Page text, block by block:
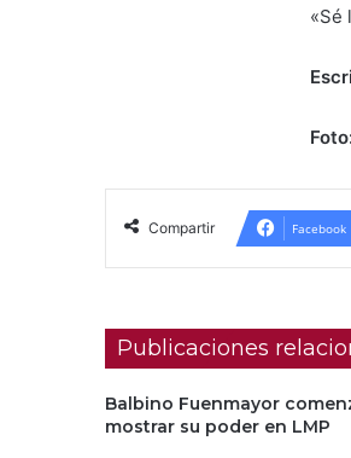
«Sé
Compartir Facebook
Publicaciones
Balbino Fuenmayor
mostrar su poder en LMP